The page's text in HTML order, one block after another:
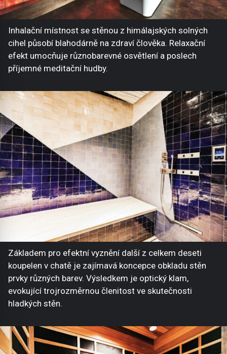
Inhalační místnost se stěnou z himálajských solných
cihel působí blahodárně na zdraví člověka. Relaxační
efekt umocňuje různobarevné osvětlení a poslech
příjemné meditační hudby.
Základem pro efektní vyznění další z celkem deseti
koupelen v chatě je zajímavá koncepce obkladu stěn
prvky různých barev. Výsledkem je optický klam,
evokující trojrozměrnou členitost ve skutečnosti
hladkých stěn.